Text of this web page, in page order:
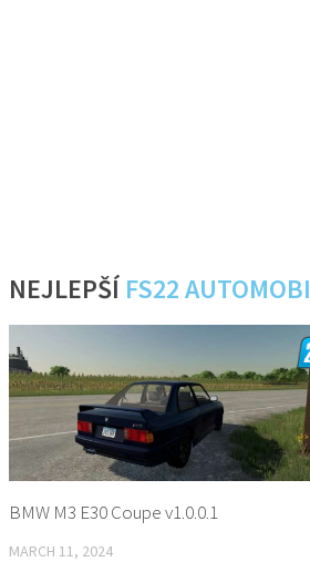
NEJLEPŠÍ FS22
BMW M3 E30 Coupe v1.0.0.1
MARCH 11, 2024